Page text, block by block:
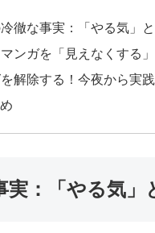
徹な事実：「やる気」
ンガを「見えなくする
解除する！今夜から実
実：「やる気